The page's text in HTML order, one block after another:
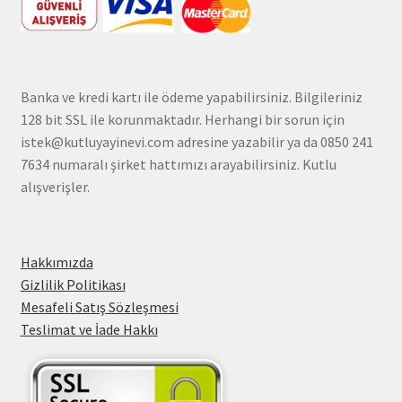
Banka ve kredi kartı ile ödeme yapabilirsiniz. Bilgileriniz
128 bit SSL ile korunmaktadır. Herhangi bir sorun için
istek@kutluyayinevi.com adresine yazabilir ya da 0850 241
7634 numaralı şirket hattımızı arayabilirsiniz. Kutlu
alışverişler.
Hakkımızda
Gizlilik Politikası
Mesafeli Satış Sözleşmesi
Teslimat ve İade Hakkı